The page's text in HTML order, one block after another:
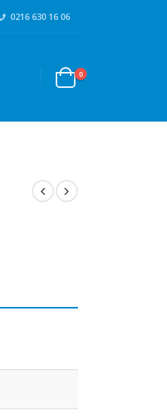
0216 630 16 06
0